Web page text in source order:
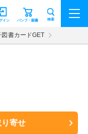
パンフ・願書
イン 検索
図書カードGET
寄せ